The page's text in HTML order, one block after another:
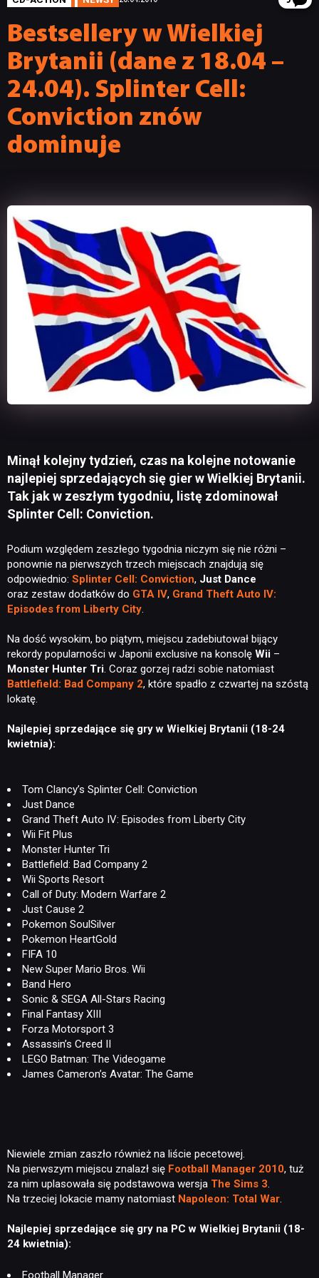
Bestsellery w Wielkiej
Brytanii (dane z 18.04 –
24.04). Splinter Cell:
Conviction znów
dominuje
Minął kolejny tydzień, czas na kolejne notowanie
najlepiej sprzedających się gier w Wielkiej Brytanii.
Tak jak w zeszłym tygodniu, listę zdominował
Splinter Cell: Conviction.
Podium względem zeszłego tygodnia niczym się nie różni –
ponownie na pierwszych trzech miejscach znajdują się
odpowiednio: Splinter Cell: Conviction, Just Dance
oraz zestaw dodatków do GTA IV, Grand Theft Auto IV:
Episodes from Liberty City.
Na dość wysokim, bo piątym, miejscu zadebiutował bijący
rekordy popularności w Japonii exclusive na konsolę Wii –
Monster Hunter Tri. Coraz gorzej radzi sobie natomiast
Battlefield: Bad Company 2, które spadło z czwartej na szóstą
lokatę.
Najlepiej sprzedające się gry w Wielkiej Brytanii (18-24
kwietnia):
Tom Clancy’s Splinter Cell: Conviction
Just Dance
Grand Theft Auto IV: Episodes from Liberty City
Wii Fit Plus
Monster Hunter Tri
Battlefield: Bad Company 2
Wii Sports Resort
Call of Duty: Modern Warfare 2
Just Cause 2
Pokemon SoulSilver
Pokemon HeartGold
FIFA 10
New Super Mario Bros. Wii
Band Hero
Sonic & SEGA All-Stars Racing
Final Fantasy XIII
Forza Motorsport 3
Assassin’s Creed II
LEGO Batman: The Videogame
James Cameron’s Avatar: The Game
Niewiele zmian zaszło również na liście pecetowej.
Na pierwszym miejscu znalazł się Football Manager 2010, tuż
za nim uplasowała się podstawowa wersja The Sims 3.
Na trzeciej lokacie mamy natomiast Napoleon: Total War.
Najlepiej sprzedające się gry na PC w Wielkiej Brytanii (18-
24 kwietnia):
Football Manager